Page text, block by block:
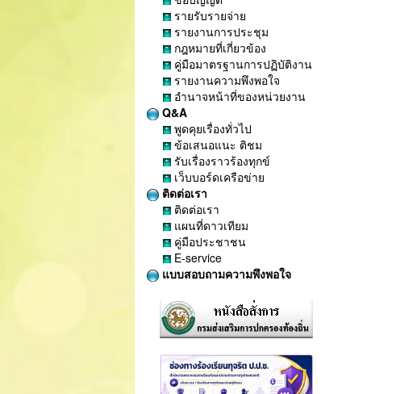
รายรับรายจ่าย
รายงานการประชุม
กฎหมายที่เกี่ยวข้อง
คู่มือมาตรฐานการปฏิบัติงาน
รายงานความพึงพอใจ
อำนาจหน้าที่ของหน่วยงาน
Q&A
พูดคุยเรื่องทั่วไป
ข้อเสนอแนะ ติชม
รับเรื่องราวร้องทุกข์
เว็บบอร์ดเครือข่าย
ติดต่อเรา
ติดต่อเรา
แผนที่ดาวเทียม
คู่มือประชาชน
E-service
แบบสอบถามความพึงพอใจ